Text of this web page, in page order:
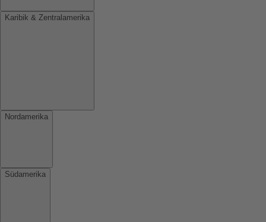
Karibik & Zentralamerika
Nordamerika
Südamerika